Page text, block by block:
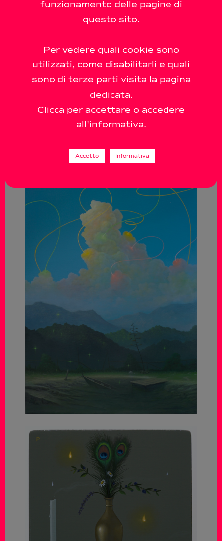
funzionamento delle pagine di
questo sito.
Per vedere quali cookie sono
utilizzati, come disabilitarli e quali
sono di terze parti visita la pagina
dedicata.
Clicca per accettare o accedere
all'informativa.
Accetto Informativa